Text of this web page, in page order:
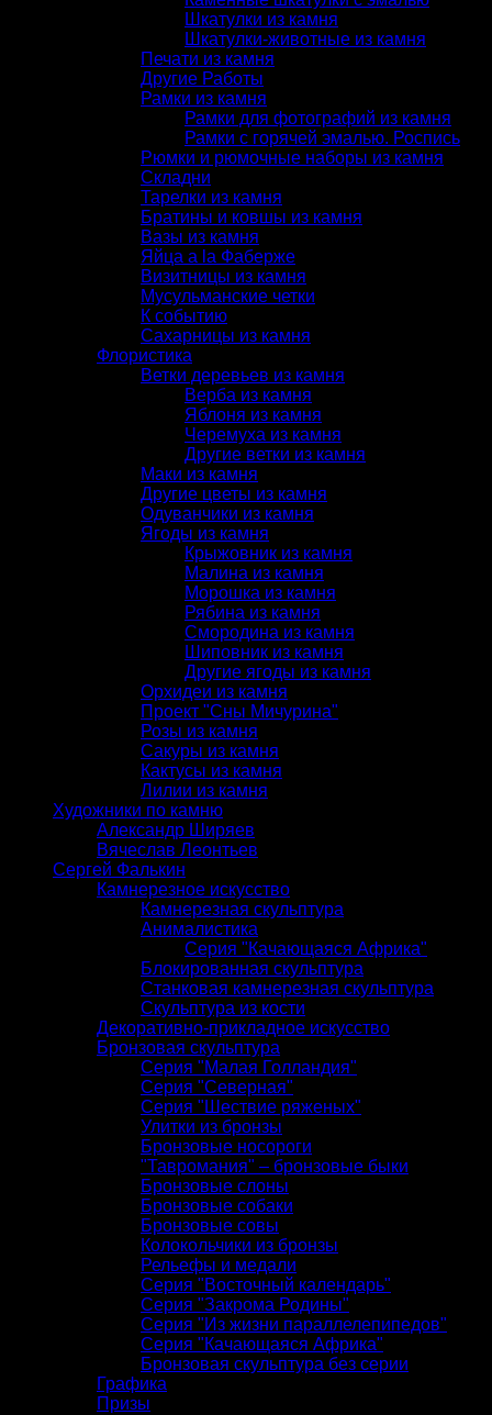
Шкатулки из камня
Шкатулки-животные из камня
Печати из камня
Другие Работы
Рамки из камня
Рамки для фотографий из камня
Рамки с горячей эмалью. Роспись
Рюмки и рюмочные наборы из камня
Складни
Тарелки из камня
Братины и ковшы из камня
Вазы из камня
Яйца a la Фаберже
Визитницы из камня
Мусульманские четки
К событию
Сахарницы из камня
Флористика
Ветки деревьев из камня
Верба из камня
Яблоня из камня
Черемуха из камня
Другие ветки из камня
Маки из камня
Другие цветы из камня
Одуванчики из камня
Ягоды из камня
Крыжовник из камня
Малина из камня
Морошка из камня
Рябина из камня
Смородина из камня
Шиповник из камня
Другие ягоды из камня
Орхидеи из камня
Проект "Сны Мичурина"
Розы из камня
Сакуры из камня
Кактусы из камня
Лилии из камня
Художники по камню
Александр Ширяев
Вячеслав Леонтьев
Сергей Фалькин
Камнерезное искусство
Камнерезная скульптура
Анималистика
Серия "Качающаяся Африка"
Блокированная скульптура
Станковая камнерезная скульптура
Скульптура из кости
Декоративно-прикладное искусство
Бронзовая скульптура
Серия "Малая Голландия"
Серия "Северная"
Серия "Шествие ряженых"
Улитки из бронзы
Бронзовые носороги
"Тавромания" – бронзовые быки
Бронзовые слоны
Бронзовые собаки
Бронзовые совы
Колокольчики из бронзы
Рельефы и медали
Серия "Восточный календарь"
Серия "Закрома Родины"
Серия "Из жизни параллелепипедов"
Серия "Качающаяся Африка"
Бронзовая скульптура без серии
Графика
Призы